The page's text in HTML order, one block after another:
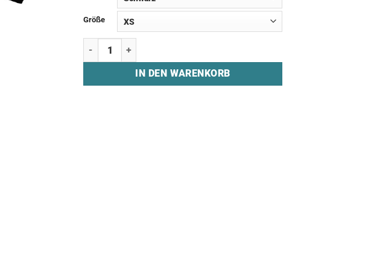
Größe
T-Shirt "AUSTRIAN FORCE" Menge
IN DEN WARENKORB